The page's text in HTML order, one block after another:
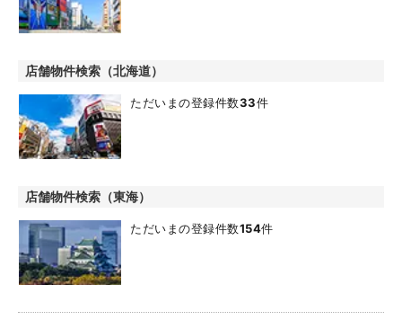
店舗物件検索（北海道）
ただいまの登録件数33件
店舗物件検索（東海）
ただいまの登録件数154件